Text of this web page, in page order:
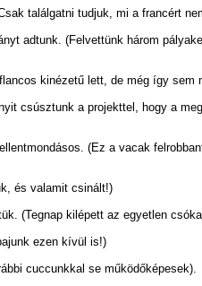
találgatni tudjuk, mi a francért
adtunk. (Felvettünk három
kinézetű lett, de még így sem
csúsztunk a projekttel, hogy a
(Ez a vacak
és valamit csinált!)
(Tegnap kilépett az egyetlen
ezen kívül is!)
cuccunkkal se működőképesek).